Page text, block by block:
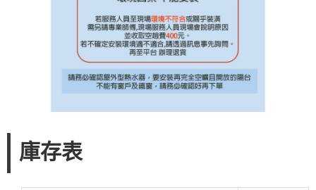
庫存表